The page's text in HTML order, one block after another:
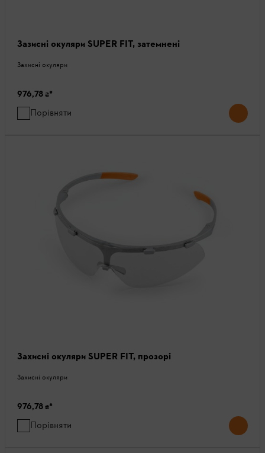
Зазисні окуляри SUPER FIT, затемнені
Захисні окуляри
976,78 ₴*
Порівняти
Захисні окуляри SUPER FIT, прозорі
Захисні окуляри
976,78 ₴*
Порівняти